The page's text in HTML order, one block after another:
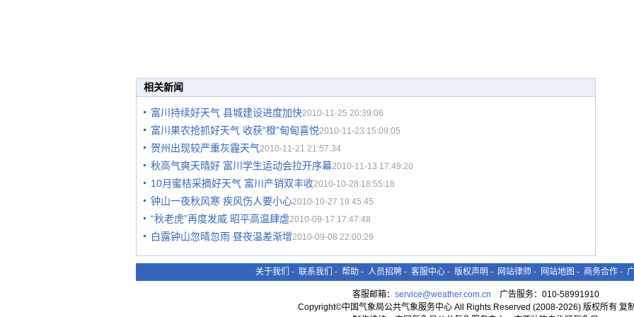
相关新闻
富川持续好天气 县城建设进度加快2010-11-25 20:39:06
富川果农抢抓好天气 收获“橙”甸甸喜悦2010-11-23 15:09:05
贺州出现较严重灰霾天气2010-11-21 21:57:34
秋高气爽天晴好 富川学生运动会拉开序幕2010-11-13 17:49:20
10月蜜桔采摘好天气 富川产销双丰收2010-10-28 18:55:18
钟山一夜秋风寒 疾风伤人要小心2010-10-27 19:45:45
“秋老虎”再度发威 昭平高温肆虐2010-09-17 17:47:48
白露钟山忽晴忽雨 昼夜温差渐增2010-09-08 22:00:29
关于我们 - 联系我们 - 帮助 - 人员招聘 - 客服中心 - 版权声明 - 网站律师 - 网站地图 - 商务合作 -
客服邮箱： service@weather.com.cn 广告服务：010-58991910
Copyright©中国气象局公共气象服务中心 All Rights Reserved (2008-2026) 版权所有 复